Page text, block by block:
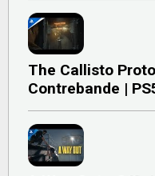
The Callisto
Contrebande |